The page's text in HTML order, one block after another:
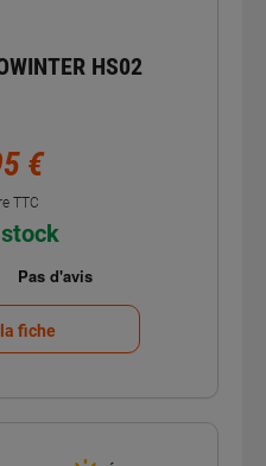
HS02
€
TTC
fiche